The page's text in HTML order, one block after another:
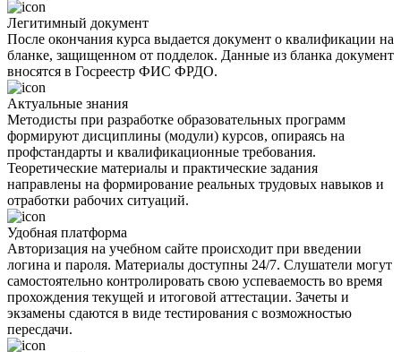
Легитимный документ
После окончания курса выдается документ о квалификации на
бланке, защищенном от подделок. Данные из бланка документ
вносятся в Госреестр ФИС ФРДО.
Актуальные знания
Методисты при разработке образовательных программ
формируют дисциплины (модули) курсов, опираясь на
профстандарты и квалификационные требования.
Теоретические материалы и практические задания
направлены на формирование реальных трудовых навыков и
отработки рабочих ситуаций.
Удобная платформа
Авторизация на учебном сайте происходит при введении
логина и пароля. Материалы доступны 24/7. Слушатели могут
самостоятельно контролировать свою успеваемость во время
прохождения текущей и итоговой аттестации. Зачеты и
экзамены сдаются в виде тестирования с возможностью
пересдачи.